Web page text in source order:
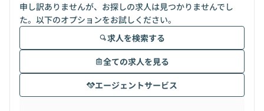
申し訳ありませんが、お探しの求人は見つかりませんでし
た。以下のオプションをお試しください。
求人を検索する
全ての求人を見る
エージェントサービス